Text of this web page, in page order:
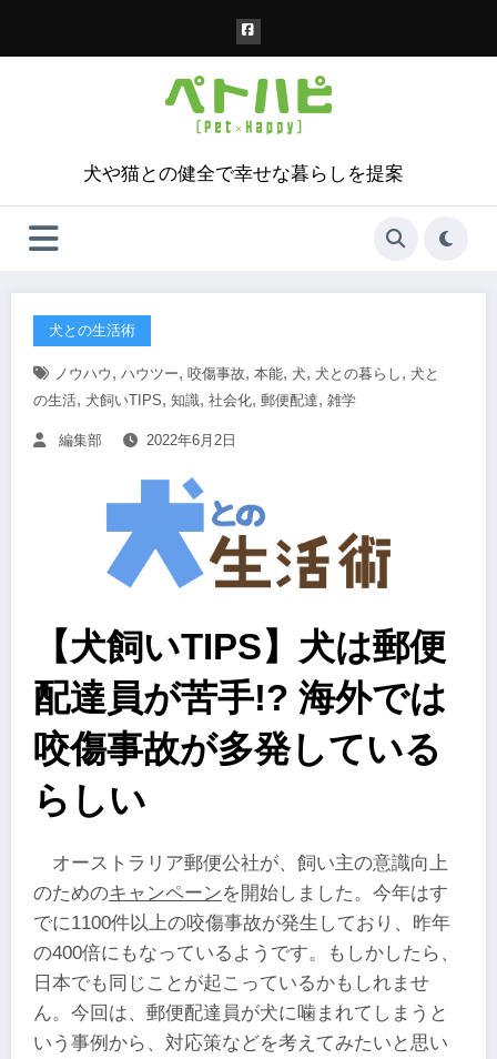
犬や猫との健全で幸せな暮らしを提案
犬との生活術
ノウハウ , ハウツー, 咬傷事故, 本能, 犬, 犬との暮らし , 犬と
の生活, 犬飼いTIPS, 知識, 社会化, 郵便配達, 雑学
編集部 2022年6月2日
【犬飼いTIPS】犬は郵便
配達員が苦手!? 海外では
咬傷事故が多発している
らしい
オーストラリア郵便公社が、飼い主の意識向上
のためのキャンペーンを開始しました。今年はす
でに1100件以上の咬傷事故が発生しており、昨年
の400倍にもなっているようです。もしかしたら、
日本でも同じことが起こっているかもしれませ
ん。今回は、郵便配達員が犬に噛まれてしまうと
いう事例から、対応策などを考えてみたいと思い